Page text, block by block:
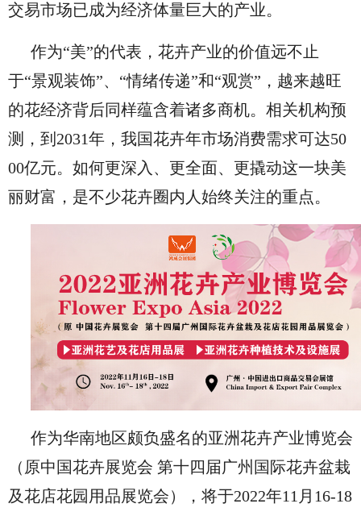
交易市场已成为经济体量巨大的产业。
作为“美”的代表，花卉产业的价值远不止
于“景观装饰”、“情绪传递”和“观赏”，越来越旺
的花经济背后同样蕴含着诸多商机。相关机构预
测，到2031年，我国花卉年市场消费需求可达50
00亿元。如何更深入、更全面、更撬动这一块美
丽财富，是不少花卉圈内人始终关注的重点。
作为华南地区颇负盛名的亚洲花卉产业博览会
（原中国花卉展览会 第十四届广州国际花卉盆栽
及花店花园用品展览会），将于2022年11月16-18